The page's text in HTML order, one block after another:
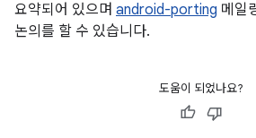
요약되어 있으며 android-porting 메일
논의를 할 수 있습니다.
도움이 되었나요?